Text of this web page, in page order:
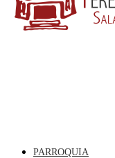
PARROQUIA